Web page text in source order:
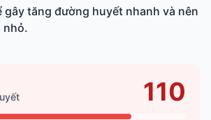
gây tăng đường huyết nhanh và nên
nhỏ.
110